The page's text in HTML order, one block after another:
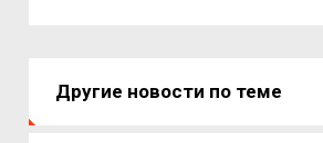
Другие новости по теме